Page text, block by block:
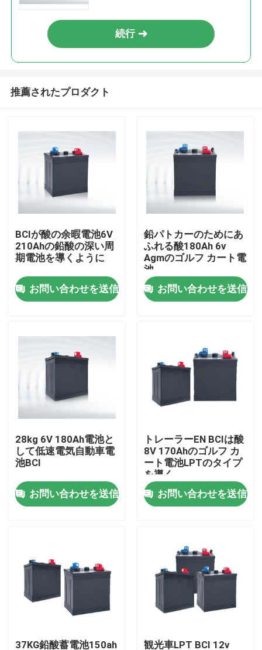
私達について
工場旅行
品質管理
私達に連絡しなさい
車の始動機電池
鉛の酸の始動機電池
リチウム イオン始動機電池
続行
推薦されたプロダクト
BCIが酸の余暇電池6V
210Ahの鉛酸の深い周
期電池を導くように
お問い合わせを送信
鉛パトカーのためにあ
ふれる酸180Ah 6v
Agmのゴルフ カート電
池
お問い合わせを送信
28kg 6V 180Ah電池と
して低速電気自動車電
池BCI
お問い合わせを送信
トレーラーEN BCIは酸
8V 170Ahのゴルフ カ
ート電池LPTのタイプ
を導く
お問い合わせを送信
37KG鉛酸蓄電池150ah 観光車LPT BCI 12v